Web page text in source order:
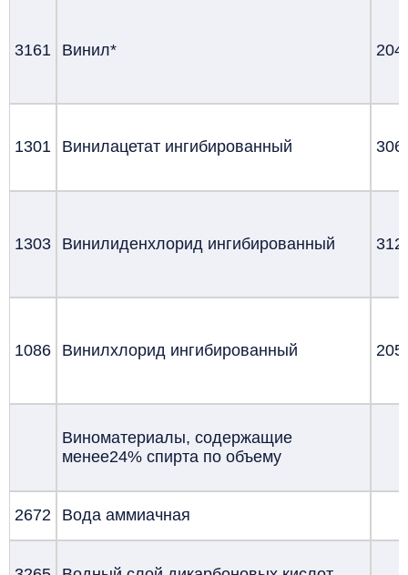
3161 Винил* 204
1301 Винилацетат ингибированный 306
1303 Винилиденхлорид ингибированный 312
1086 Винилхлорид ингибированный 205
Виноматериалы, содержащие
менее24% спирта по объему
2672 Вода аммиачная